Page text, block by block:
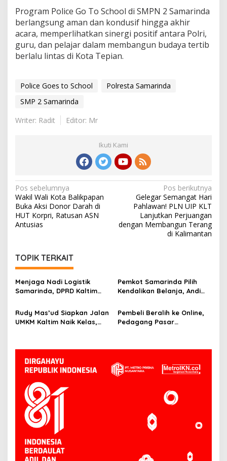
Program Police Go To School di SMPN 2 Samarinda
berlangsung aman dan kondusif hingga akhir
acara, memperlihatkan sinergi positif antara Polri,
guru, dan pelajar dalam membangun budaya tertib
berlalu lintas di Kota Tepian.
Police Goes to School
Polresta Samarinda
SMP 2 Samarinda
Writer: Radit
Editor: Mr
Ikuti Kami
Navigasi
pos
Pos sebelumnya
Wakil Wali Kota Balikpapan
Buka Aksi Donor Darah di
HUT Korpri, Ratusan ASN
Antusias
Pos berikutnya
Gelegar Semangat Hari
Pahlawan! PLN UIP KLT
Lanjutkan Perjuangan
dengan Membangun Terang
di Kalimantan
TOPIK TERKAIT
Menjaga Nadi Logistik
Samarinda, DPRD Kaltim
Mahulu
Pemkot Samarinda Pilih
Kendalikan Belanja, Andi
Penting daripada Berutang
Rudy Mas’ud Siapkan Jalan
UMKM Kaltim Naik Kelas,
Pembeli Beralih ke Online,
Pedagang Pasar